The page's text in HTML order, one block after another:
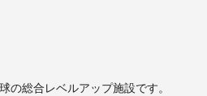
の総合レベルアップ施設です。